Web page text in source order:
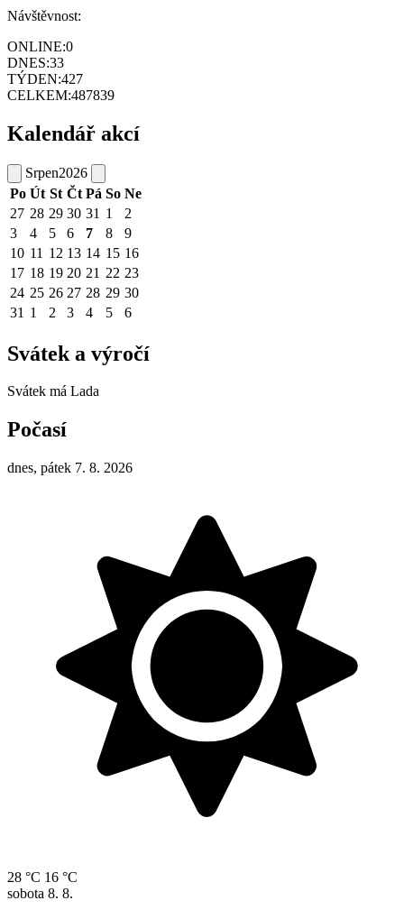
Návštěvnost:
ONLINE:0
DNES:33
TÝDEN:427
CELKEM:487839
Kalendář akcí
Srpen2026
Po Út St Čt Pá So Ne
27 28 29 30 31 1
2
3
4 5 6 7 8
9
10 11 12 13 14 15 16
17 18 19 20 21 22 23
24 25 26 27 28 29 30
31 1 2 3 4 5 6
Svátek a výročí
Svátek má Lada
Počasí
dnes, pátek 7. 8. 2026
28 °C 16 °C
sobota 8. 8.